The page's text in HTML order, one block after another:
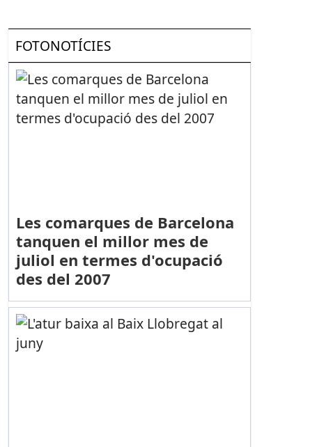
FOTONOTÍCIES
Les comarques de Barcelona
tanquen el millor mes de
juliol en termes d'ocupació
des del 2007